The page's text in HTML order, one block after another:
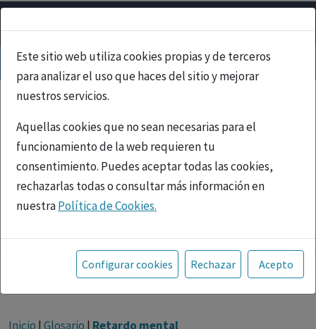
Este sitio web utiliza cookies propias y de terceros
para analizar el uso que haces del sitio y mejorar
nuestros servicios.
Aquellas cookies que no sean necesarias para el
funcionamiento de la web requieren tu
consentimiento. Puedes aceptar todas las cookies,
rechazarlas todas o consultar más información en
nuestraPolítica de Cookies.
Toda la información incluida en la Página Web está
referida a productos del mercado español y, por
tanto, dirigida a profesionales sanitarios legalmente
facultados para prescribir o dispensar medicamentos
Configurar cookies Rechazar Acepto
Inicio | Glosario | Retardo mental